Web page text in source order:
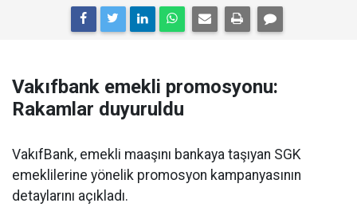
Vakıfbank emekli promosyonu:
Rakamlar duyuruldu
VakıfBank, emekli maaşını bankaya taşıyan SGK
emeklilerine yönelik promosyon kampanyasının
detaylarını açıkladı.